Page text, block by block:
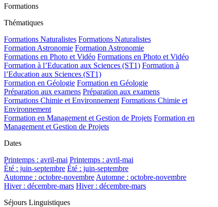
Formations
Thématiques
Formations Naturalistes Formations Naturalistes
Formation Astronomie Formation Astronomie
Formations en Photo et Vidéo Formations en Photo et Vidéo
Formation à l’Education aux Sciences (ST1) Formation à
l’Education aux Sciences (ST1)
Formation en Géologie Formation en Géologie
Préparation aux examens Préparation aux examens
Formations Chimie et Environnement Formations Chimie et
Environnement
Formation en Management et Gestion de Projets Formation en
Management et Gestion de Projets
Dates
Printemps : avril-mai Printemps : avril-mai
Été : juin-septembre Été : juin-septembre
Automne : octobre-novembre Automne : octobre-novembre
Hiver : décembre-mars Hiver : décembre-mars
Séjours Linguistiques